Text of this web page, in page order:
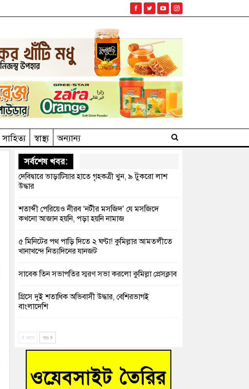
সাহিত‌্য স্বাস্থ্য
অন্যান্য
সর্বশেষ খবর:
দেবিদ্বারে ভাড়াটিয়ার হাতে গৃহকত্রী খুন, ৯ টুকরো লাশ
উদ্ধার
শতাব্দী পেরিয়েও নীরব ‘নটীর মসজিদ’ যে মসজিদে
কখনো আজান হয়নি, পড়া হয়নি নামাজ
৫ মিনিটের পথ পাড়ি দিতে ২ ঘণ্টা! কুমিল্লার আমতলীতে
খানাখন্দে নিত্যদিনের যানজট
সাবেক তিন সভাপতির স্মরণ সভা করলো কুমিল্লা প্রেসক্লাব
গ্রিসে দুই শতাধিক অভিবাসী উদ্ধার, বেশিরভাগই
বাংলাদেশি
বুড়িচংয়ে নিখোঁজের ৩ দিন পর ফিশারির পুকুরে
রিকশাচালকের মরদেহ উদ্ধার
জনগণ আপনাদের ছাড়বে না-সাক্কু
আগে পরে